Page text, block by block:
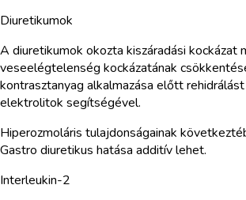
Diuretikumok
A diuretikumok okozta kiszáradási kockázat
veseelégtelenség kockázatának
kontrasztanyag alkalmazása előtt
elektrolitok segítségével.
Hiperozmoláris tulajdonságainak
Gastro diuretikus hatása additív lehet.
Interleukin-2